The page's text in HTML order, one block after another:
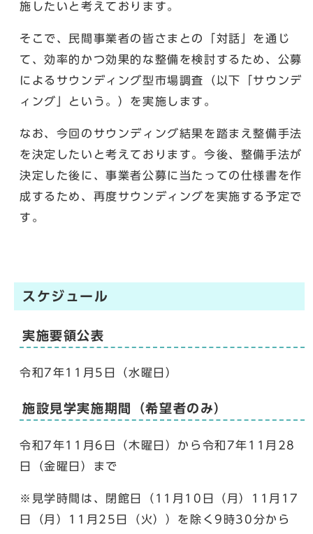
施したいと考えております。
そこで、民間事業者の皆さまとの「対話」を通じ
て、効率的かつ効果的な整備を検討するため、公募
によるサウンディング型市場調査（以下「サウンデ
ィング」という。）を実施します。
なお、今回のサウンディング結果を踏まえ整備手法
を決定したいと考えております。今後、整備手法が
決定した後に、事業者公募に当たっての仕様書を作
成するため、再度サウンディングを実施する予定で
す。
スケジュール
実施要領公表
令和7年11月5日（水曜日）
施設見学実施期間（希望者のみ）
令和7年11月6日（木曜日）から令和7年11月28
日（金曜日）まで
※見学時間は、閉館日（11月10日（月）11月17
日（月）11月25日（火））を除く9時30分から